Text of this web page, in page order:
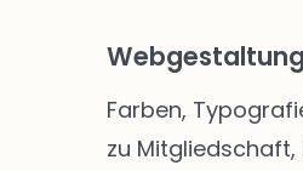
Farben,
zu